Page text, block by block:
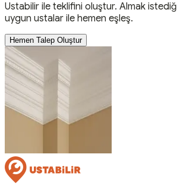
Ustabilir ile teklifini oluştur. Almak
uygun ustalar ile hemen eşleş.
Hemen Talep Oluştur